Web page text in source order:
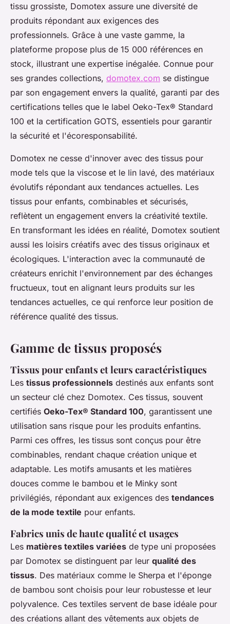
tissu grossiste, Domotex assure une diversité de
produits répondant aux exigences des
professionnels. Grâce à une vaste gamme, la
plateforme propose plus de 15 000 références en
stock, illustrant une expertise inégalée. Connue pour
ses grandes collections, domotex.com se distingue
par son engagement envers la qualité, garanti par des
certifications telles que le label Oeko-Tex® Standard
100 et la certification GOTS, essentiels pour garantir
la sécurité et l'écoresponsabilité.
Domotex ne cesse d'innover avec des tissus pour
mode tels que la viscose et le lin lavé, des matériaux
évolutifs répondant aux tendances actuelles. Les
tissus pour enfants, combinables et sécurisés,
reflètent un engagement envers la créativité textile.
En transformant les idées en réalité, Domotex soutient
aussi les loisirs créatifs avec des tissus originaux et
écologiques. L'interaction avec la communauté de
créateurs enrichit l'environnement par des échanges
fructueux, tout en alignant leurs produits sur les
tendances actuelles, ce qui renforce leur position de
référence qualité des tissus.
Gamme de tissus proposés
Tissus pour enfants et leurs caractéristiques
Les tissus professionnels destinés aux enfants sont
un secteur clé chez Domotex. Ces tissus, souvent
certifiés Oeko-Tex® Standard 100, garantissent une
utilisation sans risque pour les produits enfantins.
Parmi ces offres, les tissus sont conçus pour être
combinables, rendant chaque création unique et
adaptable. Les motifs amusants et les matières
douces comme le bambou et le Minky sont
privilégiés, répondant aux exigences des tendances
de la mode textile pour enfants.
Fabrics unis de haute qualité et usages
Les matières textiles variées de type uni proposées
par Domotex se distinguent par leur qualité des
tissus. Des matériaux comme le Sherpa et l'éponge
de bambou sont choisis pour leur robustesse et leur
polyvalence. Ces textiles servent de base idéale pour
des créations allant des vêtements aux objets de